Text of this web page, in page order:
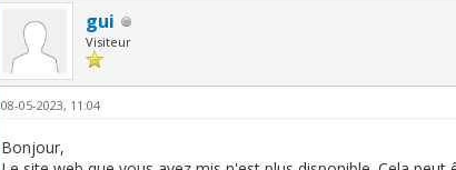
gui
Visiteur
08-05-2023, 11:04
Bonjour,